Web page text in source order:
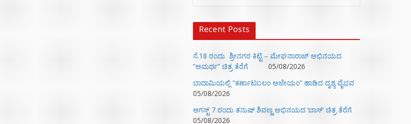
Recent Posts
ಸೆ.18 ರಂದು ಶ್ರೀನಗರ ಕಿಟ್ಟಿ – ಮೇಘನಾರಾಜ್ ಅಭಿನಯದ
“ಅಮರ್ಥ” ಚಿತ್ರ ತೆರೆಗೆ
05/08/2026
ಬಾದಾಮಿಯಲ್ಲಿ “ಕರ್ಣಾಟಬಲಂ ಅಜೇಯಂ” ಹಾಡಿದ ದೃಶ್ಯ ವೈಭವ
05/08/2026
ಆಗಸ್ಟ್ 7 ರಂದು ತನುಷ್ ಶಿವಣ್ಣ ಅಭಿನಯದ ‘ಬಾಸ್’ ಚಿತ್ರ ತೆರೆಗೆ
05/08/2026